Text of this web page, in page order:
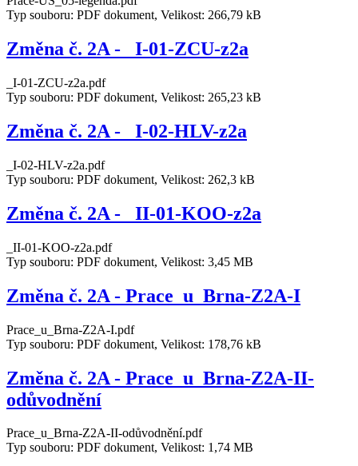
Typ souboru: PDF dokument, Velikost: 266,79 kB
Změna č. 2A - _I-01-ZCU-z2a
_I-01-ZCU-z2a.pdf
Typ souboru: PDF dokument, Velikost: 265,23 kB
Změna č. 2A - _I-02-HLV-z2a
_I-02-HLV-z2a.pdf
Typ souboru: PDF dokument, Velikost: 262,3 kB
Změna č. 2A - _II-01-KOO-z2a
_II-01-KOO-z2a.pdf
Typ souboru: PDF dokument, Velikost: 3,45 MB
Změna č. 2A - Prace_u_Brna-Z2A-I
Prace_u_Brna-Z2A-I.pdf
Typ souboru: PDF dokument, Velikost: 178,76 kB
Změna č. 2A - Prace_u_Brna-Z2A-II-
odůvodnění
Prace_u_Brna-Z2A-II-odůvodnění.pdf
Typ souboru: PDF dokument, Velikost: 1,74 MB